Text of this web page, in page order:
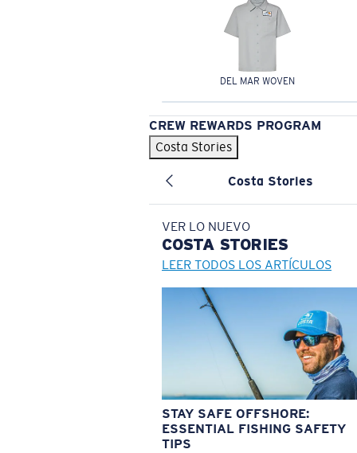
DEL MAR WOVEN
CREW REWARDS PROGRAM
Costa Stories
Costa Stories
VER LO NUEVO
COSTA STORIES
LEER TODOS LOS ARTÍCULOS
STAY SAFE OFFSHORE:
ESSENTIAL FISHING SAFETY
TIPS